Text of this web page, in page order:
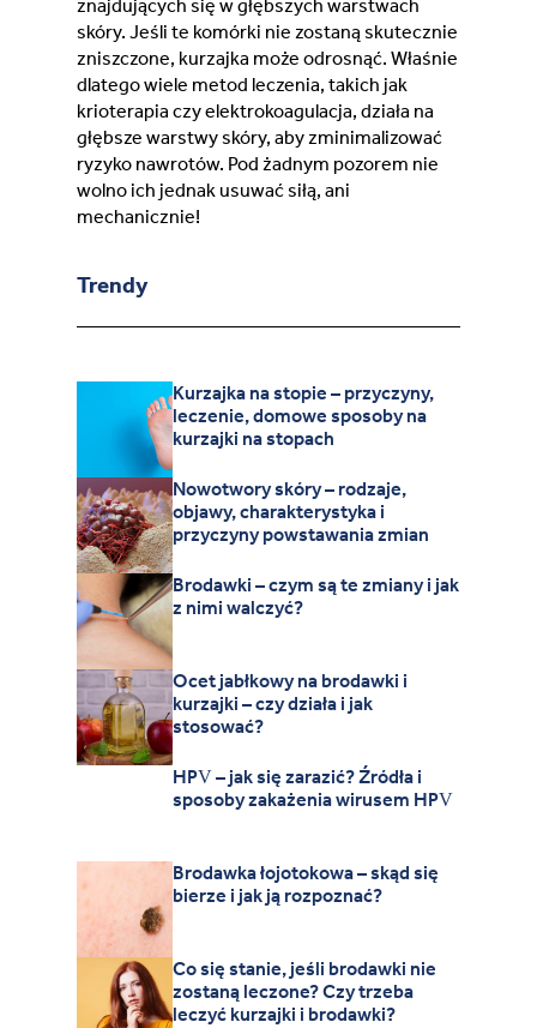
znajdujących się w głębszych warstwach
skóry. Jeśli te komórki nie zostaną skutecznie
zniszczone, kurzajka może odrosnąć. Właśnie
dlatego wiele metod leczenia, takich jak
krioterapia czy elektrokoagulacja, działa na
głębsze warstwy skóry, aby zminimalizować
ryzyko nawrotów. Pod żadnym pozorem nie
wolno ich jednak usuwać siłą, ani
mechanicznie!
Trendy
Kurzajka na stopie – przyczyny,
leczenie, domowe sposoby na
kurzajki na stopach
Nowotwory skóry – rodzaje,
objawy, charakterystyka i
przyczyny powstawania zmian
Brodawki – czym są te zmiany i jak
z nimi walczyć?
Ocet jabłkowy na brodawki i
kurzajki – czy działa i jak
stosować?
HPV – jak się zarazić? Źródła i
sposoby zakażenia wirusem HPV
Brodawka łojotokowa – skąd się
bierze i jak ją rozpoznać?
Co się stanie, jeśli brodawki nie
zostaną leczone? Czy trzeba
leczyć kurzajki i brodawki?